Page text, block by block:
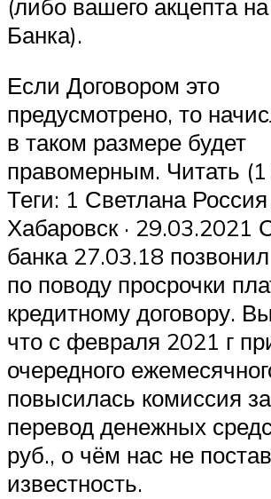
(либо вашего акцепта
Банка).
Если Договором это
предусмотрено, то
в таком размере будет
правомерным. Читать (1
Теги: 1 Светлана Россия
Хабаровск · 29.03.2021
банка 27.03.18
по поводу просрочки
кредитному договору.
что с февраля 2021 г
очередного
повысилась комиссия
перевод денежных
руб., о чём нас не
известность.